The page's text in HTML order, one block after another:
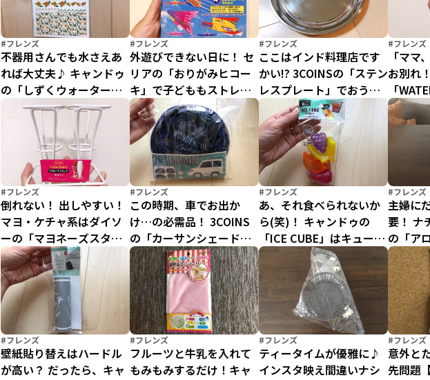
#フレンズ
不器用さんでも水さえあ
れば大丈夫♪ キャンドゥ
の「しずくウォーターネ
イルシール」で手軽にネ
イルアートを楽しもう
#フレンズ
外遊びできない日に！ セ
リアの「おりがみヒコー
キ」で子どももストレス
発散!?
#フレンズ
ここはインド料理店です
かい!? 3COINSの「ステン
レスプレート」でおうち
カレーが“本場見え”に♪
#フレンズ
「ママ
お別れ
「
で子ど
いでき
#フレンズ
倒れない！ 出しやすい！
マヨ・ケチャ系はダイソ
ーの「マヨネーズスタン
ド」で定位置管理に限る
♪
#フレンズ
この時期、車でお出か
け…の必需品！ 3COINS
の「カーサンシェード窓
用4P」で車内快適
#フレンズ
あ、それ食べられないか
ら(笑)！ キャンドゥの
「ICE CUBE」はキュート
な見た目で“冷え冷え”効
果◎のスグレモノ
#フレンズ
主婦に
要！ ナ
の「ア
事をし
♪
#フレンズ
壁紙貼り替えはハードル
が高い？ だったら、キャ
#フレンズ
フルーツと牛乳を入れて
もみもみするだけ！キャ
#フレンズ
ティータイムが優雅に♪
インスタ映え間違いナシ
#フレンズ
意外と
先問題